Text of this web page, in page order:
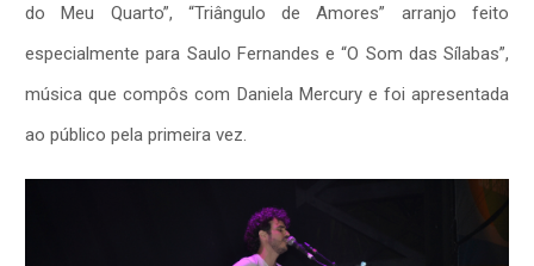
do Meu Quarto”, “Triângulo de Amores” arranjo feito
especialmente para Saulo Fernandes e “O Som das Sílabas”,
música que compôs com Daniela Mercury e foi apresentada
ao público pela primeira vez.